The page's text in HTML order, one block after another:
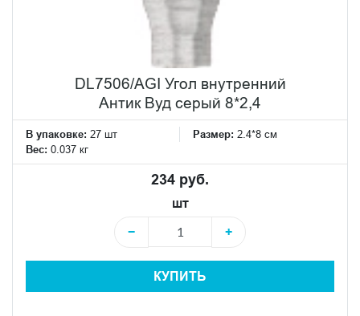
DL7506/AGI Угол внутренний
Антик Вуд серый 8*2,4
В упаковке: 27 шт Размер: 2.4*8 см
Вес: 0.037 кг
234 руб.
шт
−
+
КУПИТЬ